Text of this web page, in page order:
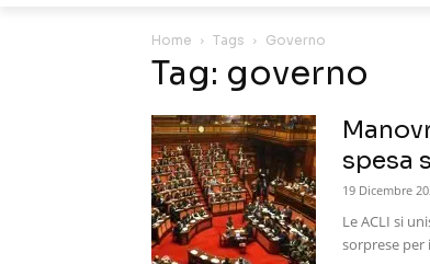
Home Tags Governo
Tag: governo
spesa
19 Dicembre
Le ACLI si
sorprese per